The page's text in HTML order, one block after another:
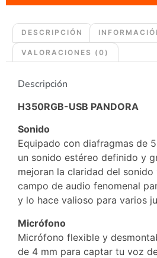
DESCRIPCIÓN
VALORACIONES (0)
Descripción
H350RGB-USB PANDORA
Sonido
Equipado con diafragmas de
un sonido estéreo definido y
mejoran la claridad del
campo de audio fenomenal
y lo hace valioso para varios
Micrófono
Micrófono flexible y
de 4 mm para captar tu voz